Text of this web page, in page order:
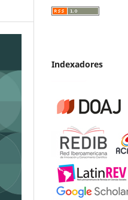
Indexadores